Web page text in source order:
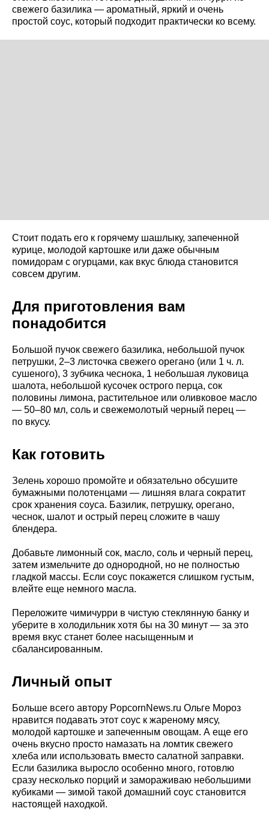
свежего базилика — ароматный, яркий и очень
простой соус, который подходит практически ко всему.
Стоит подать его к горячему шашлыку, запеченной
курице, молодой картошке или даже обычным
помидорам с огурцами, как вкус блюда становится
совсем другим.
Для приготовления вам
понадобится
Большой пучок свежего базилика, небольшой пучок
петрушки, 2–3 листочка свежего орегано (или 1 ч. л.
сушеного), 3 зубчика чеснока, 1 небольшая луковица
шалота, небольшой кусочек острого перца, сок
половины лимона, растительное или оливковое масло
— 50–80 мл, соль и свежемолотый черный перец —
по вкусу.
Как готовить
Зелень хорошо промойте и обязательно обсушите
бумажными полотенцами — лишняя влага сократит
срок хранения соуса. Базилик, петрушку, орегано,
чеснок, шалот и острый перец сложите в чашу
блендера.
Добавьте лимонный сок, масло, соль и черный перец,
затем измельчите до однородной, но не полностью
гладкой массы. Если соус покажется слишком густым,
влейте еще немного масла.
Переложите чимичурри в чистую стеклянную банку и
уберите в холодильник хотя бы на 30 минут — за это
время вкус станет более насыщенным и
сбалансированным.
Личный опыт
Больше всего автору PopcornNews.ru Ольге Мороз
нравится подавать этот соус к жареному мясу,
молодой картошке и запеченным овощам. А еще его
очень вкусно просто намазать на ломтик свежего
хлеба или использовать вместо салатной заправки.
Если базилика выросло особенно много, готовлю
сразу несколько порций и замораживаю небольшими
кубиками — зимой такой домашний соус становится
настоящей находкой.